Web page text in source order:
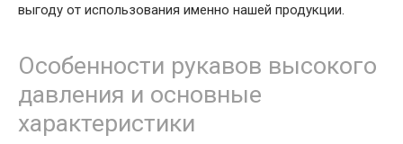
выгоду от использования именно нашей продукции.
Особенности рукавов высокого
давления и основные
характеристики